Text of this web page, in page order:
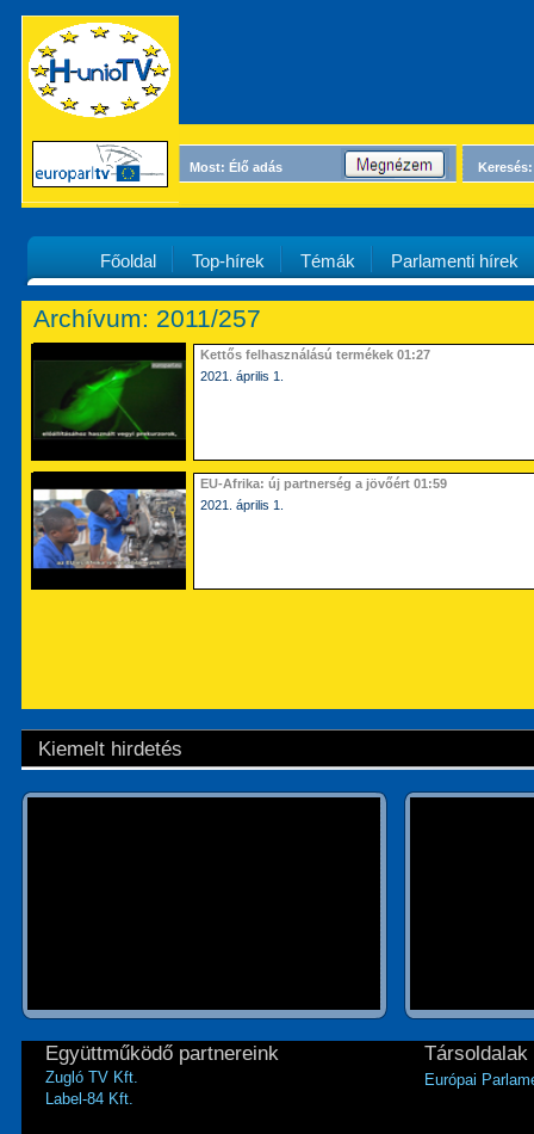
Most: Élő adás Keresés:
Főoldal Top-hírek Témák Parlamenti hírek
Archívum: 2011/257
Kettős felhasználású termékek 01:27
2021. április 1.
EU-Afrika: új partnerség a jövőért 01:59
2021. április 1.
Kiemelt hirdetés
Együttműködő partnereink
Zugló TV Kft.
Label-84 Kft.
Társoldalak
Európai